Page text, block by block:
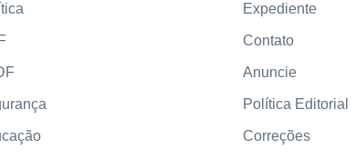
Expediente
Contato
Anuncie
Política Editorial
Correções